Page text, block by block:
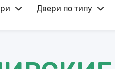
Двери по типу